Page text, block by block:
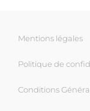
Mentions légales
Politique de
Conditions